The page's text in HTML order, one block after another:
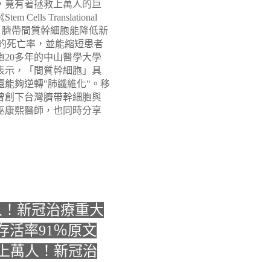
竟有著拯救上萬人的巨
Cells Translational
帶間質幹細胞能降低新
死亡率，並能縮短患者
20多年的中山醫學大學
示，「間質幹細胞」具
能夠逆轉"肺纖維化"。移
創下台灣臍帶幹細胞與
康熙醫師，也同時分享
新冠治療重大
率91％原文
萬人！新冠治